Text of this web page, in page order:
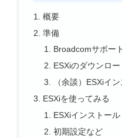
概要
準備
Broadcomサポー
ESXiのダウンロー
（余談）ESXiイ
ESXiを使ってみる
ESXiインストール
初期設定など